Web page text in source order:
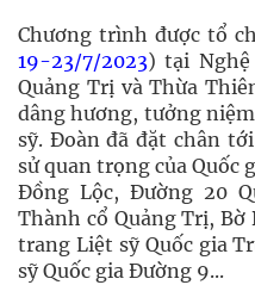
Chương trình được tổ
19-23/7/2023) tại Nghệ
Quảng Trị và Thừa
dâng hương, tưởng
sỹ. Đoàn đã đặt chân
sử quan trọng của Quốc
Đồng Lộc, Đường 20
Thành cổ Quảng Trị, Bờ
trang Liệt sỹ Quốc gia
sỹ Quốc gia Đường 9...